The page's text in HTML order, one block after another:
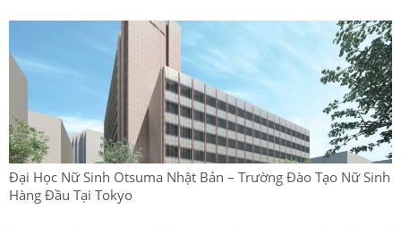
Đại Học Nữ Sinh Otsuma Nhật Bản – Trường Đào Tạo Nữ Sinh
Hàng Đầu Tại Tokyo